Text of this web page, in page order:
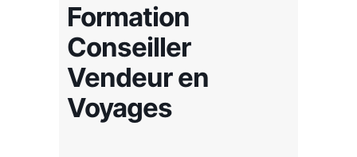
Formation
Conseiller
Vendeur en
Voyages